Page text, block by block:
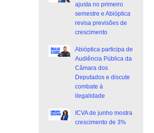
ajusta no primeiro
semestre e Abióptica
revisa previsões de
crescimento
Abióptica participa de
Audiência Pública da
Câmara dos
Deputados e discute
combate à
ilegalidade
ICVA de junho mostra
crescimento de 3%